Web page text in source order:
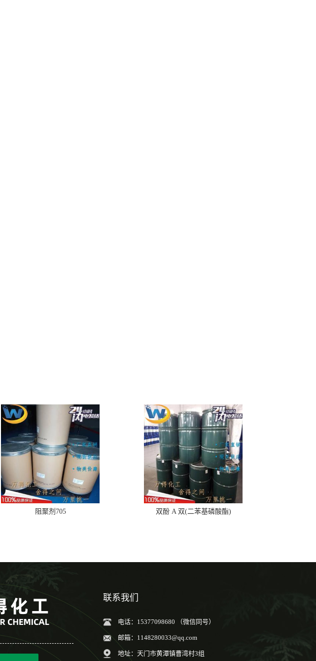
阻聚剂705 双酚 A 双(二苯基磷酸酯)
联系我们
电话：15377098680 （微信同号）
邮箱： 1148280033@qq.com
地址：天门市黄潭镇曹湾村3组